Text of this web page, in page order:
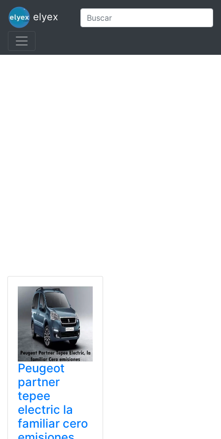
elyex
Peugeot
partner
tepee
electric la
familiar cero